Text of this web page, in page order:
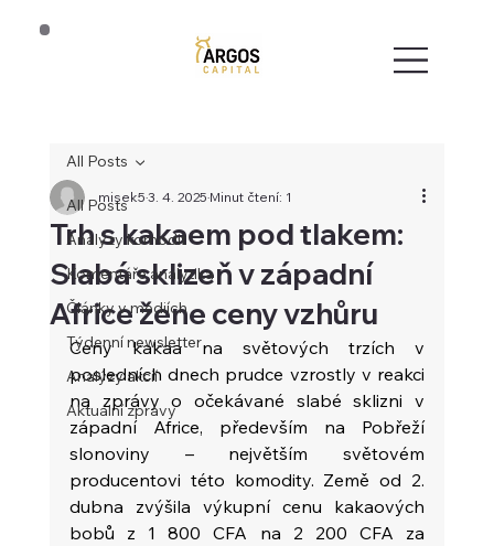
All Posts
Analýzy komodit
Komentáře analytika
Články v médiích
Týdenní newsletter
Analýzy akcií
Aktuální zprávy
All Posts
Trh s kakaem pod tlakem:
Slabá sklizeň v západní
Africe žene ceny vzhůru
misek53. 4. 2025Minut čtení: 1
Ceny kakaa na světových trzích v
posledních dnech prudce vzrostly v reakci
na zprávy o očekávané slabé sklizni v
západní Africe, především na Pobřeží
slonoviny – největším světovém
producentovi této komodity. Země od 2.
dubna zvýšila výkupní cenu kakaových
bobů z 1 800 CFA na 2 200 CFA za